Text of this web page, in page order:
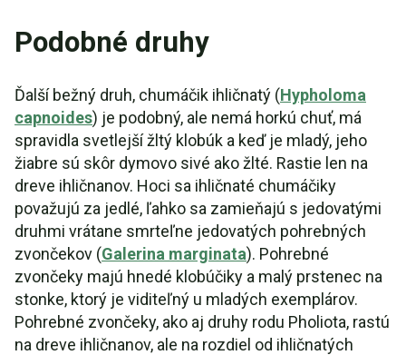
Podobné druhy
Ďalší bežný druh, chumáčik ihličnatý (Hypholoma
capnoides) je podobný, ale nemá horkú chuť, má
spravidla svetlejší žltý klobúk a keď je mladý, jeho
žiabre sú skôr dymovo sivé ako žlté. Rastie len na
dreve ihličnanov. Hoci sa ihličnaté chumáčiky
považujú za jedlé, ľahko sa zamieňajú s jedovatými
druhmi vrátane smrteľne jedovatých pohrebných
zvončekov (Galerina marginata). Pohrebné
zvončeky majú hnedé klobúčiky a malý prstenec na
stonke, ktorý je viditeľný u mladých exemplárov.
Pohrebné zvončeky, ako aj druhy rodu Pholiota, rastú
na dreve ihličnanov, ale na rozdiel od ihličnatých